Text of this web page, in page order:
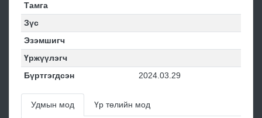
Тамга
Зүс
Эзэмшигч
Үржүүлэгч
Бүртгэгдсэн
2024.03.29
Удмын мод Үр төлийн мод